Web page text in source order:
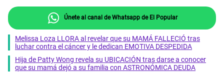
Únete al canal de Whatsapp de El Popular
Melissa Loza LLORA al revelar que su MAMÁ FALLECIÓ tras
luchar contra el cáncer y le dedican EMOTIVA DESPEDIDA
Hija de Patty Wong revela su UBICACIÓN tras darse a conocer
que su mamá dejó a su familia con ASTRONÓMICA DEUDA